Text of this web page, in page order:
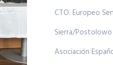
CTO. Europeo
Sierra/Postolowo
Asociación